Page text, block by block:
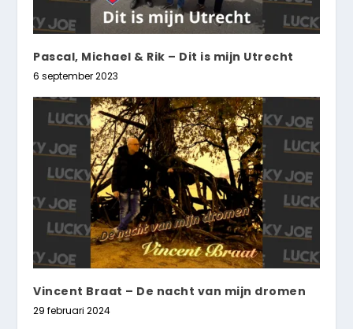
Pascal, Michael & Rik – Dit is mijn Utrecht
6 september 2023
Vincent Braat – De nacht van mijn dromen
29 februari 2024